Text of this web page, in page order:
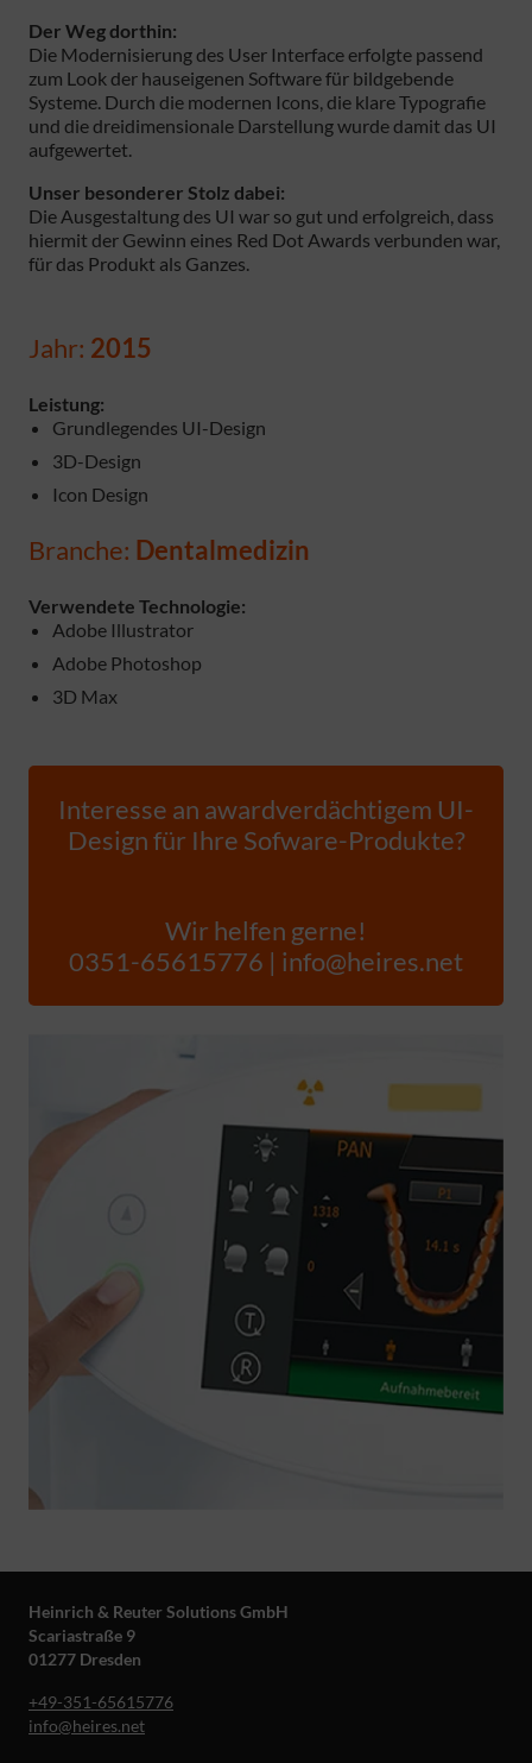
Der Weg dorthin:
Die Modernisierung des User Interface erfolgte passend
zum Look der hauseigenen Software für bildgebende
Systeme. Durch die modernen Icons, die klare Typografie
und die dreidimensionale Darstellung wurde damit das UI
aufgewertet.
Unser besonderer Stolz dabei:
Die Ausgestaltung des UI war so gut und erfolgreich, dass
hiermit der Gewinn eines Red Dot Awards verbunden war,
für das Produkt als Ganzes.
Jahr: 2015
Leistung:
Grundlegendes UI-Design
3D-Design
Icon Design
Branche: Dentalmedizin
Verwendete Technologie:
Adobe Illustrator
Adobe Photoshop
3D Max
Interesse an awardverdächtigem UI-
Design für Ihre Sofware-Produkte?
Wir helfen gerne!
0351-65615776 | info@heires.net
Heinrich & Reuter Solutions GmbH
Scariastraße 9
01277 Dresden
+49-351-65615776
info@heires.net